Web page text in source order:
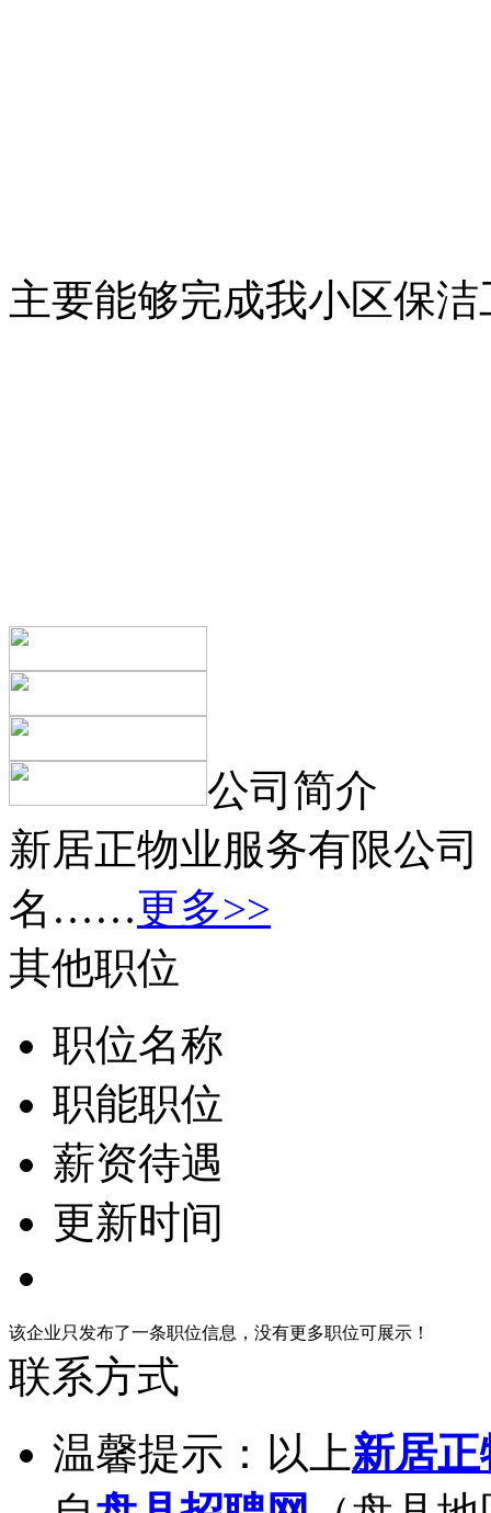
主要能够完成我小区保
公司简介
新居正物业服务有限公
名……更多>>
其他职位
职位名称
职能职位
薪资待遇
更新时间
该企业只发布了一条职位信息，没有更多职位可展示！
联系方式
温馨提示：以上新居